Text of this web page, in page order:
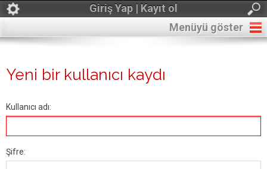
Giriş Yap | Kayıt ol
Menüyü göster
Yeni bir kullanıcı kaydı
Kullanıcı adı:
Şifre: